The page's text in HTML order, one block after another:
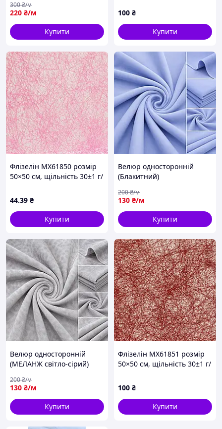
220 ₴/м
300₴/м
Купити
100 ₴
Купити
Флізелін MX61850 розмір
50×50 см, щільність 30±1 г/
44.39 ₴
Купити
Велюр односторонній
(Блакитний)
130 ₴/м
200₴/м
Купити
Велюр односторонній
(МЕЛАНЖ світло-сірий)
130 ₴/м
200₴/м
Купити
Флізелін MX61851 розмір
50×50 см, щільність 30±1 г/
100 ₴
Купити